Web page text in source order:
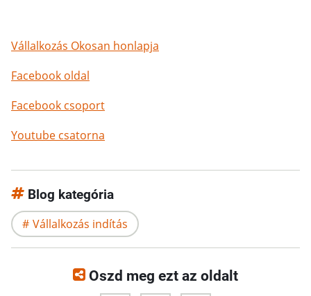
Vállalkozás Okosan honlapja
Facebook oldal
Facebook csoport
Youtube csatorna
Blog kategória
Vállalkozás indítás
Oszd meg ezt az oldalt